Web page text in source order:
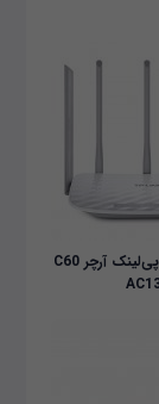
روتر بی‌سیم تی‌پی‌لینک آرچر C60